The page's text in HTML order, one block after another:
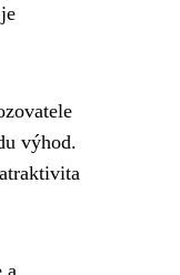
výhod.
a